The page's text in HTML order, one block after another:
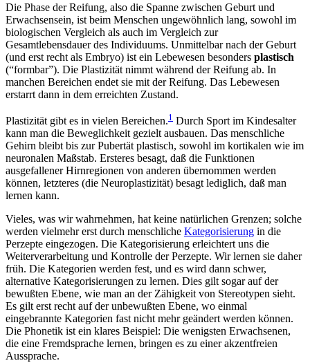
Die Phase der Reifung, also die Spanne zwischen Geburt und
Erwachsensein, ist beim Menschen ungewöhnlich lang, sowohl im
biologischen Vergleich als auch im Vergleich zur
Gesamtlebensdauer des Individuums. Unmittelbar nach der Geburt
(und erst recht als Embryo) ist ein Lebewesen besonders plastisch
(“formbar”). Die Plastizität nimmt während der Reifung ab. In
manchen Bereichen endet sie mit der Reifung. Das Lebewesen
erstarrt dann in dem erreichten Zustand.
Plastizität gibt es in vielen Bereichen.1 Durch Sport im Kindesalter
kann man die Beweglichkeit gezielt ausbauen. Das menschliche
Gehirn bleibt bis zur Pubertät plastisch, sowohl im kortikalen wie im
neuronalen Maßstab. Ersteres besagt, daß die Funktionen
ausgefallener Hirnregionen von anderen übernommen werden
können, letzteres (die Neuroplastizität) besagt lediglich, daß man
lernen kann.
Vieles, was wir wahrnehmen, hat keine natürlichen Grenzen; solche
werden vielmehr erst durch menschliche Kategorisierung in die
Perzepte eingezogen. Die Kategorisierung erleichtert uns die
Weiterverarbeitung und Kontrolle der Perzepte. Wir lernen sie daher
früh. Die Kategorien werden fest, und es wird dann schwer,
alternative Kategorisierungen zu lernen. Dies gilt sogar auf der
bewußten Ebene, wie man an der Zähigkeit von Stereotypen sieht.
Es gilt erst recht auf der unbewußten Ebene, wo einmal
eingebrannte Kategorien fast nicht mehr geändert werden können.
Die Phonetik ist ein klares Beispiel: Die wenigsten Erwachsenen,
die eine Fremdsprache lernen, bringen es zu einer akzentfreien
Aussprache.